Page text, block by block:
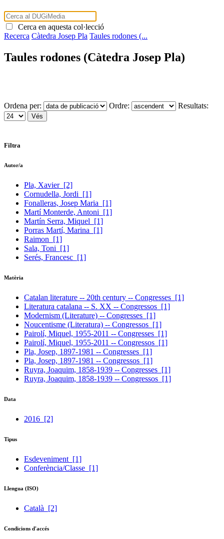
Cerca en aquesta col·lecció
Recerca Càtedra Josep Pla Taules rodones (...
Taules rodones (Càtedra Josep Pla)
Ordena per: Ordre: Resultats:
Filtra
Autor/a
Pla, Xavier [2]
Cornudella, Jordi [1]
Fonalleras, Josep Maria [1]
Martí Monterde, Antoni [1]
Martín Serra, Miquel [1]
Porras Martí, Marina [1]
Raimon [1]
Sala, Toni [1]
Serés, Francesc [1]
Matèria
Catalan literature -- 20th century -- Congresses [1]
Literatura catalana -- S. XX -- Congressos [1]
Modernism (Literature) -- Congresses [1]
Noucentisme (Literatura) -- Congressos [1]
Pairolí, Miquel, 1955-2011 -- Congresses [1]
Pairolí, Miquel, 1955-2011 -- Congressos [1]
Pla, Josep, 1897-1981 -- Congresses [1]
Pla, Josep, 1897-1981 -- Congressos [1]
Ruyra, Joaquim, 1858-1939 -- Congresses [1]
Ruyra, Joaquim, 1858-1939 -- Congressos [1]
Data
2016 [2]
Tipus
Esdeveniment [1]
Conferència/Classe [1]
Llengua (ISO)
Català [2]
Condicions d'accés